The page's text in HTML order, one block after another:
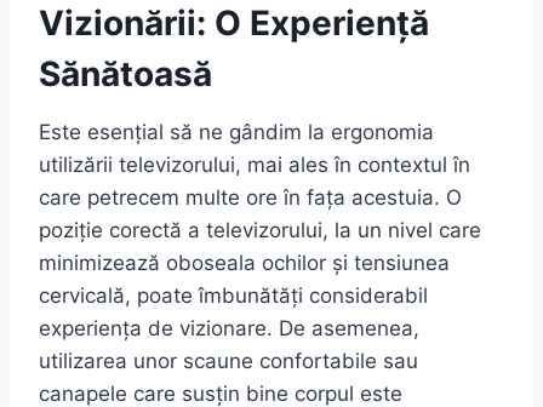
Vizionării: O Experiență
Sănătoasă
Este esențial să ne gândim la ergonomia
utilizării televizorului, mai ales în contextul în
care petrecem multe ore în fața acestuia. O
poziție corectă a televizorului, la un nivel care
minimizează oboseala ochilor și tensiunea
cervicală, poate îmbunătăți considerabil
experiența de vizionare. De asemenea,
utilizarea unor scaune confortabile sau
canapele care susțin bine corpul este